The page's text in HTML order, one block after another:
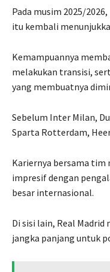
Pada musim 2025/
itu kembali
Kemampuannya
melakukan transisi,
yang membuatnya
Sebelum Inter Milan,
Sparta Rotterdam,
Kariernya bersama tim
impresif dengan
besar internasional.
Di sisi lain, Real
jangka panjang untuk